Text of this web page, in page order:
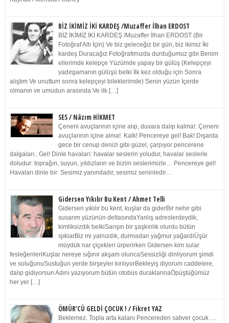
BİZ İKİMİZ İKİ KARDEŞ /Muzaffer İlhan ERDOST
BİZ İKİMİZ İKİ KARDEŞ /Muzaffer İlhan ERDOST (Bir
Fotoğraf Altı İçin) Ve biz geleceğiz bir gün, biz ikimiz İki
kardeş Duracağız Fotoğrafımızda durduğumuz gibi Benim
ellerimde kelepçe Yüzümde yapay bir gülüş (Kelepçeyi
yadırgamanın gülüşü belki İlk kez olduğu için Sonra
alıştım Ve unuttum sonra kelepçeyi bileklerimde) Senin yüzün İçerde
olmanın ve umudun arasında Ve ilk […]
SES / Nâzım HİKMET
Çeneni avuçlarının içine alıp, duvara dalıp kalma!. Çeneni
avuçlarının içine alma!. Kalk! Pencereye gel! Bak! Dışarda
gece bir cenup denizi gibi güzel, çarpıyor pencerene
dalgaları.. Gel! Dinle havaları: havalar seslerin yoludur, havalar seslerle
doludur: toprağın, suyun, yıldızların ve bizim seslerimizle… Pencereye gel!
Havaları dinle bir: Sesimiz yanındadır, sesimiz seninledir…
Gidersen Yıkılır Bu Kent / Ahmet Telli
Gidersen yıkılır bu kent, kuşlar da giderBir nehir gibi
susarım yüzünün deltasındaYanlış adreslerdeydik,
kimliksizdik belkiSarışın bir şaşkınlık olurdu bütün
ışıklarBiz mi yalnızdık, durmadan yağmur yağardıÜşür
müydük nar çiçekleri ürperirken Gidersen kim sular
fesleğenleriKuşlar nereye sığınır akşam oluncaSessizliği dinliyorum şimdi
ve soluğunuSustuğun yerde birşeyler kırılıyorBekleyiş diyorum caddelere,
dalıp gidiyorsun Adını yazıyorum bütün otobüs duraklarınaÖpüştüğümüz
her yer […]
ÖMÜR’CÜ GELDİ ÇOCUK ! / Fikret YAZ
Beklemez. Topla arta kalanı Pencereden satıver çocuk …